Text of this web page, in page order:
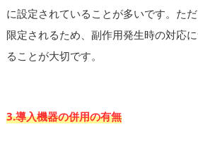
に設定されていることが多いです。た
限定されるため、副作用発生時の対応
ることが大切です。
3.導入機器の併用の有無